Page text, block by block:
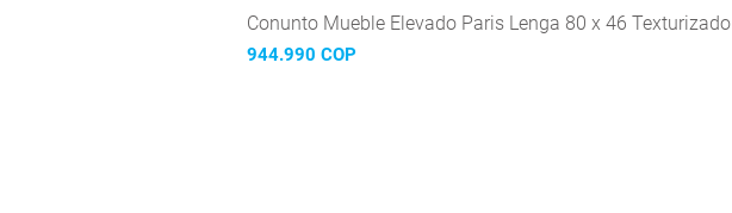
Conunto Mueble Elevado Paris Lenga 80 x 46 Texturizado
Precio
944.990 COP